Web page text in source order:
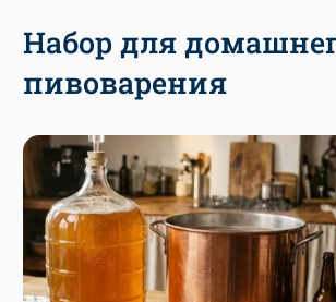
Набор для
пивоварения